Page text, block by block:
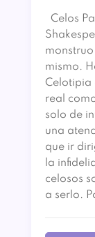
Celos
mismo.
Celotipia
real
solo de
una
que ir
la
celosos
a serlo.